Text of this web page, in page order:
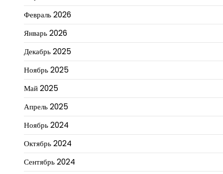
Февраль 2026
Январь 2026
Декабрь 2025
Ноябрь 2025
Май 2025
Апрель 2025
Ноябрь 2024
Октябрь 2024
Сентябрь 2024